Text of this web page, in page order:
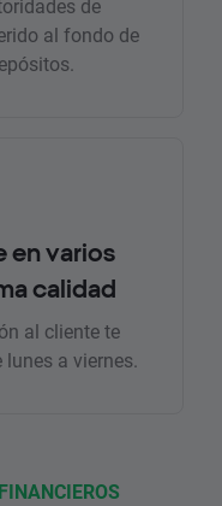
de
al fondo de
en varios
calidad
al cliente te
a viernes.